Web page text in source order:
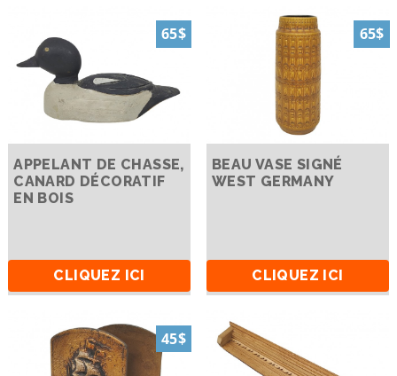
65$
APPELANT DE CHASSE,
CANARD DÉCORATIF
EN BOIS
CLIQUEZ ICI
65$
BEAU VASE SIGNÉ
WEST GERMANY
CLIQUEZ ICI
45$